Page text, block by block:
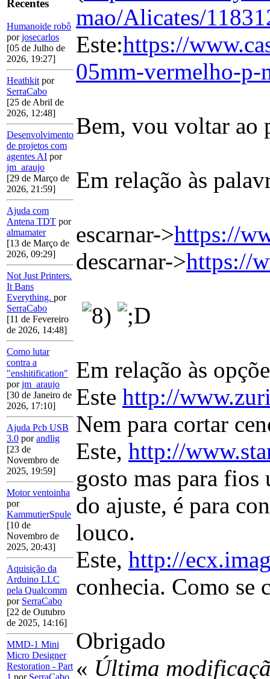
Recentes
Humanoide robô
porjosecarlos
[05 de Julho de
2026, 19:27]
Heathkit por
SerraCabo
[25 de Abril de
2026, 12:48]
Desenvolvimento
de projetos com
agentes AI por
jm_araujo
[29 de Março de
2026, 21:59]
Ajuda com
Antena TDT por
almamater
[13 de Março de
2026, 09:29]
Not Just Printers.
It Bans
Everything. por
SerraCabo
[11 de Fevereiro
de 2026, 14:48]
Como lutar
contra a
"enshitification"
porjm_araujo
[30 de Janeiro de
2026, 17:10]
Ajuda Pcb USB
3.0 porandlig
[23 de
Novembro de
2025, 19:59]
Motor ventoinha
por
KammutierSpule
[10 de
Novembro de
2025, 20:43]
Aquisição da
Arduino LLC
pela Qualcomm
por SerraCabo
[22 de Outubro
de 2025, 14:16]
MMD-1 Mini
Micro Designer
Restoration - Part
mao/Alicates/
Este:https://
05mm-vermelho-p-
Bem, vou voltar ao
Em relação às
escarnar->https://
descarnar->https://
Em relação às
Este http://
Nem para cortar
Este, http://
gosto mas para
do ajuste, é para
louco.
Este, http://
conhecia. Como se
Obrigado
« Última